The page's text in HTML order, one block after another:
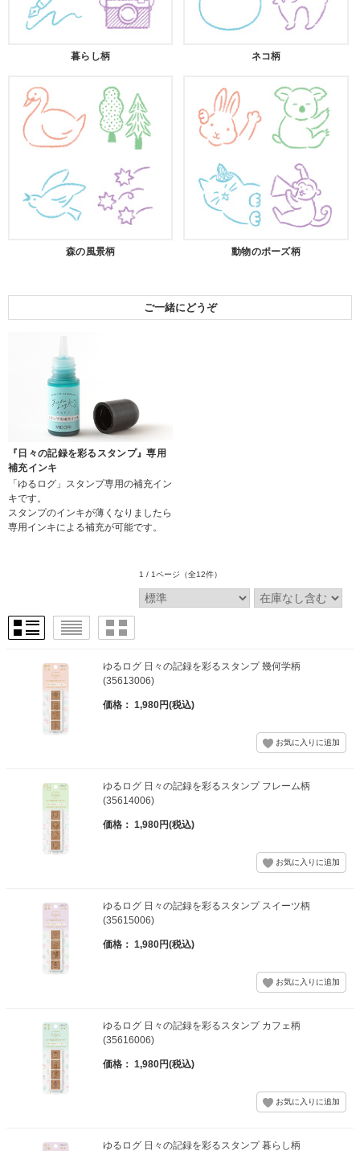
暮らし柄 ネコ柄
森の風景柄 動物のポーズ柄
ご一緒にどうぞ
『日々の記録を彩るスタンプ』専用
補充インキ
「ゆるログ」スタンプ専用の補充イン
キです。
スタンプのインキが薄くなりましたら
専用インキによる補充が可能です。
1 / 1ページ （全12件）
ゆるログ 日々の記録を彩るスタンプ 幾何学柄
(35613006)
価格： 1,980円(税込)
ゆるログ 日々の記録を彩るスタンプ フレーム柄
(35614006)
価格： 1,980円(税込)
ゆるログ 日々の記録を彩るスタンプ スイーツ柄
(35615006)
価格： 1,980円(税込)
ゆるログ 日々の記録を彩るスタンプ カフェ柄
(35616006)
価格： 1,980円(税込)
ゆるログ 日々の記録を彩るスタンプ 暮らし柄